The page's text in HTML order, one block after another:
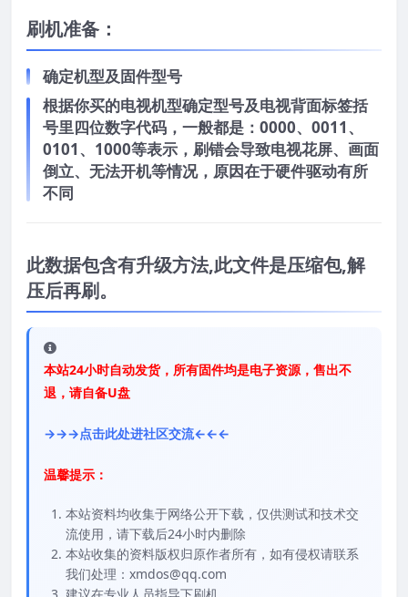
刷机准备：
确定机型及固件型号
根据你买的电视机型确定型号及电视背面标签括
号里四位数字代码，一般都是：0000、0011、
0101、1000等表示，刷错会导致电视花屏、画面
倒立、无法开机等情况，原因在于硬件驱动有所
不同
此数据包含有升级方法,此文件是压缩包,解
压后再刷。
本站24小时自动发货，所有固件均是电子资源，售出不
退，请自备U盘
→→→点击此处进社区交流←←←
温馨提示：
本站资料均收集于网络公开下载，仅供测试和技术交
流使用，请下载后24小时内删除
本站收集的资料版权归原作者所有，如有侵权请联系
我们处理：xmdos@qq.com